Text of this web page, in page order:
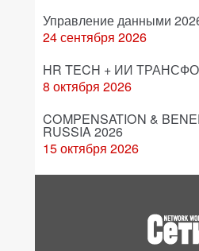
Управление данными
24 сентября 2026
HR TECH + ИИ
8 октября 2026
COMPENSATION &
RUSSIA 2026
15 октября 2026